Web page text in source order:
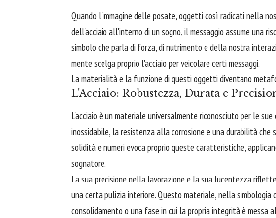
Quando l'immagine delle posate, oggetti così radicati nella
dell'acciaio all'interno di un sogno, il messaggio assume una
simbolo che parla di forza, di nutrimento e della nostra
mente scelga proprio l'acciaio per veicolare certi messaggi.
La materialità e la funzione di questi oggetti diventano
L'Acciaio: Robustezza, Durata e
L'acciaio è un materiale universalmente riconosciuto per le
inossidabile, la resistenza alla corrosione e una durabilità che
solidità e numeri evoca proprio queste caratteristiche,
sognatore.
La sua precisione nella lavorazione e la sua lucentezza
una certa pulizia interiore. Questo materiale, nella simbologia
consolidamento o una fase in cui la propria integrità è messa